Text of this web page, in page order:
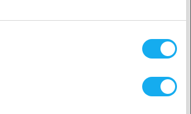
die für noch mehr Abriebfestigkeit bei all
Spaß sorgt und eine Antihaft-Schutzschicht
an der Düse zu verhindern.
haben den gleichen Formfaktor wie Ihr
Privatkunde